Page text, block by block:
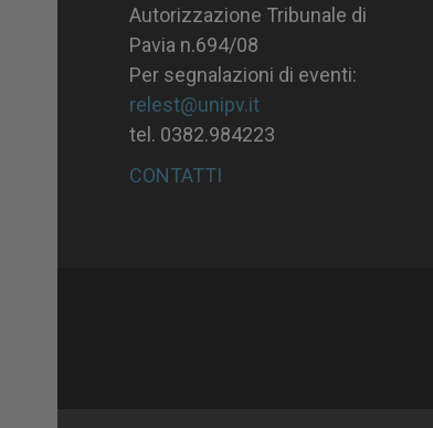
Autorizzazione Tribunale di
Pavia n.694/08
Per segnalazioni di eventi:
relest@unipv.it
tel. 0382.984223
CONTATTI